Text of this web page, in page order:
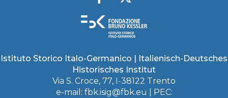
Istituto Storico Italo-Germanico | Italienisch-Deutsches
Historisches Institut
Via S. Croce, 77, I-38122 Trento
e-mail: fbk.isig@fbk.eu | PEC: